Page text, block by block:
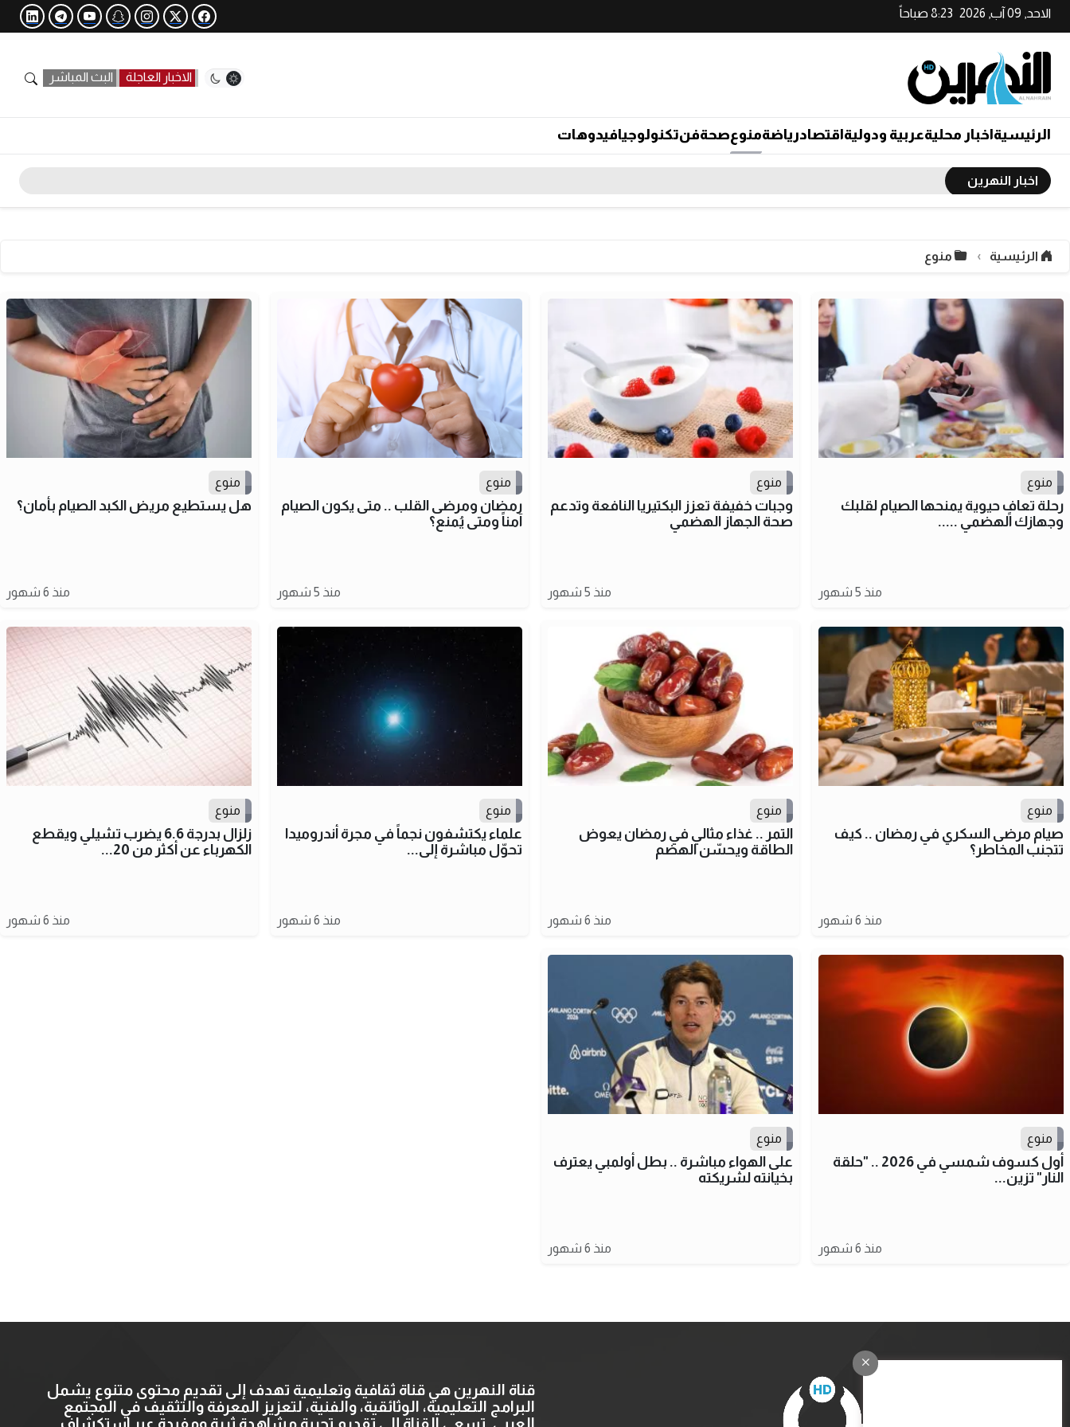
الاحد, 09 آب, 2026 8:23 صباحاً
الاخبار العاجلة البث المباشر
الرئيسيةاخبار محليةعربية ودوليةاقتصادرياضةمنوعصحةفنتكنولوجيافيدوهات
اخبار النهرين
الرئيسية منوع
منوع
رحلة تعافٍ حيوية يمنحها الصيام لقلبك
وجهازك الهضمي .....
منذ 5 شهور
منوع
وجبات خفيفة تعزز البكتيريا النافعة وتدعم
صحة الجهاز الهضمي
منذ 5 شهور
منوع
رمضان ومرضى القلب .. متى يكون الصيام
آمناً ومتى يُمنع؟
منذ 5 شهور
منوع
هل يستطيع مريض الكبد الصيام بأمان؟
منذ 6 شهور
منوع
صيام مرضى السكري في رمضان .. كيف
تتجنب المخاطر؟
منذ 6 شهور
منوع
التمر .. غذاء مثالي في رمضان يعوض
الطاقة ويحسّن الهضم
منذ 6 شهور
منوع
علماء يكتشفون نجماً في مجرة أندروميدا
تحوّل مباشرة إلى...
منذ 6 شهور
منوع
زلزال بدرجة 6.6 يضرب تشيلي ويقطع
الكهرباء عن أكثر من 20...
منذ 6 شهور
منوع
أول كسوف شمسي في 2026 .. "حلقة
النار" تزين...
منذ 6 شهور
منوع
على الهواء مباشرة .. بطل أولمبي يعترف
بخيانته لشريكته
منذ 6 شهور
قناة النهرين هي قناة ثقافية وتعليمية تهدف إلى تقديم محتوى متنوع يشمل
البرامج التعليمية، الوثائقية، والفنية، لتعزيز المعرفة والتثقيف في المجتمع
العربي. تسعى القناة إلى تقديم تجربة مشاهدة ثرية ومفيدة عبر استكشاف